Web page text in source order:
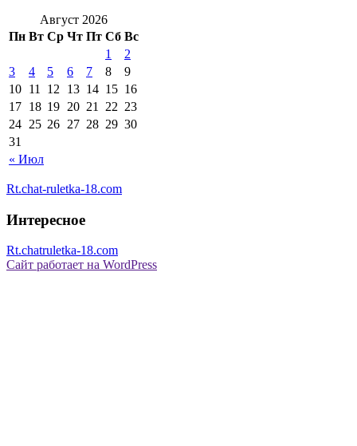
Август 2026
Пн Вт Ср Чт Пт Сб Вс
« Июл
1
2
3
4 5 6 7 8
9
10 11 12 13 14 15 16
17 18 19 20 21 22 23
24 25 26 27 28 29 30
31
Rt.chat-ruletka-18.com
Интересное
Rt.chatruletka-18.com
Сайт работает на WordPress